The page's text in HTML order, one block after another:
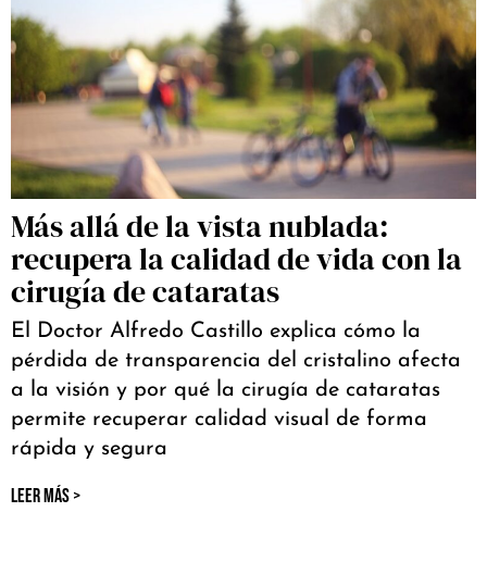
Más allá de la vista nublada:
recupera la calidad de vida con la
cirugía de cataratas
El Doctor Alfredo Castillo explica cómo la
pérdida de transparencia del cristalino afecta
a la visión y por qué la cirugía de cataratas
permite recuperar calidad visual de forma
rápida y segura
LEER MÁS >